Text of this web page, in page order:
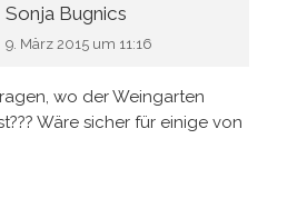
Sonja Bugnics
9. März 2015 um 11:16
wo der Weingarten
Wäre sicher für einige von